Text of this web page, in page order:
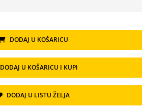
DODAJ U KOŠARICU
DODAJ U KOŠARICU I KUPI
DODAJ U LISTU ŽELJA